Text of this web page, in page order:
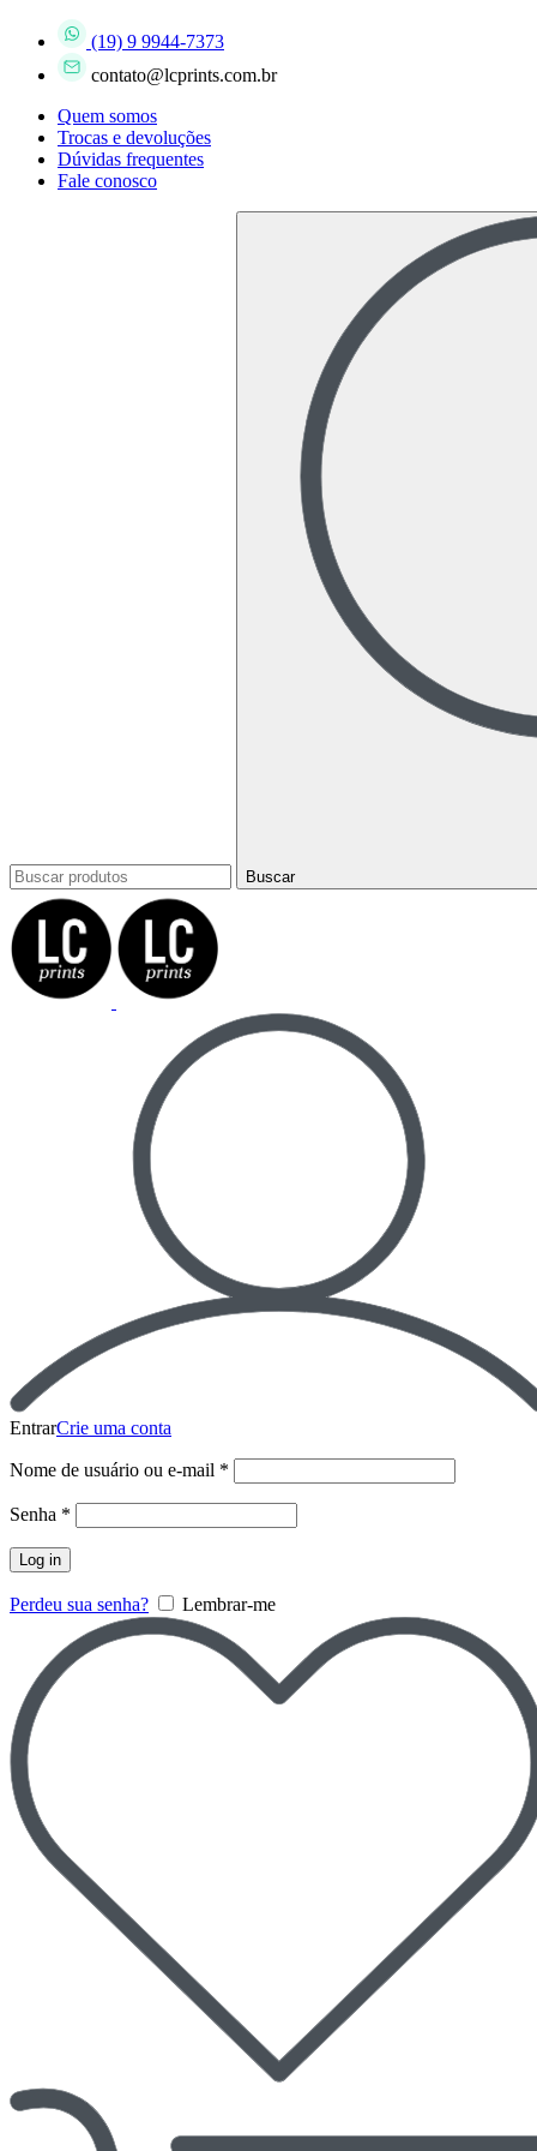
(19) 9 9944-7373
contato@lcprints.com.br
Quem somos
Trocas e devoluções
Dúvidas frequentes
Fale conosco
Buscar
EntrarCrie uma conta
Nome de usuário ou e-mail *
Senha *
Log in
Perdeu sua senha? Lembrar-me